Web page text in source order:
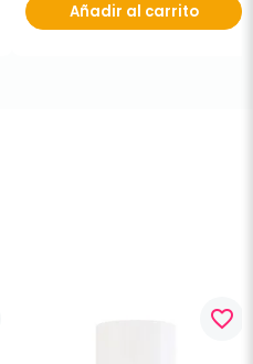
Añadir al carrito
favorite_border